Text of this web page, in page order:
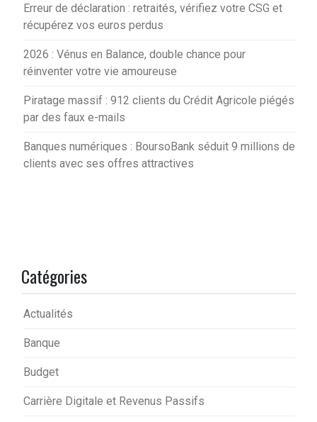
Erreur de déclaration : retraités, vérifiez votre CSG et
récupérez vos euros perdus
2026 : Vénus en Balance, double chance pour
réinventer votre vie amoureuse
Piratage massif : 912 clients du Crédit Agricole piégés
par des faux e-mails
Banques numériques : BoursoBank séduit 9 millions de
clients avec ses offres attractives
Catégories
Actualités
Banque
Budget
Carrière Digitale et Revenus Passifs